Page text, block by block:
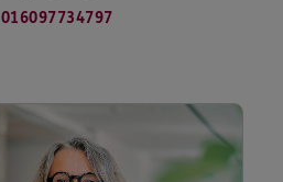
016097734797